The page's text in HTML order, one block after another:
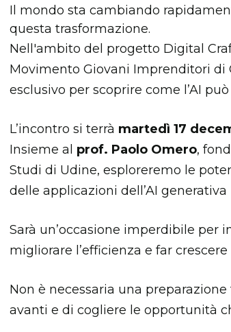
Il mondo sta cambiando
questa trasformazione.
Nell'ambito del progetto Digital
Movimento Giovani Imprenditori
esclusivo per scoprire come l’AI
L’incontro si terrà martedì 17
Insieme al prof. Paolo Omero,
Studi di Udine, esploreremo le
delle applicazioni dell’AI
Sarà un’occasione imperdibile per
migliorare l’efficienza e far crescere
Non è necessaria una
avanti e di cogliere le opportunità